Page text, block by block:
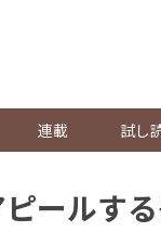
連載 試し
ールす